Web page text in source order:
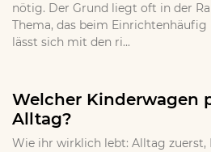
nötig. Der Grund liegt oft in der
Thema, das beim Einrichtenhäufig
lässt sich mit den ri...
Welcher Kinderwagen
Alltag?
Wie ihr wirklich lebt: Alltag zuerst,